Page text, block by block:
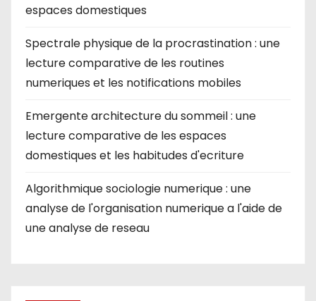
espaces domestiques
Spectrale physique de la procrastination : une
lecture comparative de les routines
numeriques et les notifications mobiles
Emergente architecture du sommeil : une
lecture comparative de les espaces
domestiques et les habitudes d'ecriture
Algorithmique sociologie numerique : une
analyse de l'organisation numerique a l'aide de
une analyse de reseau